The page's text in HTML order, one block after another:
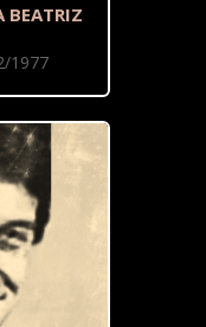
BEATRIZ
1977